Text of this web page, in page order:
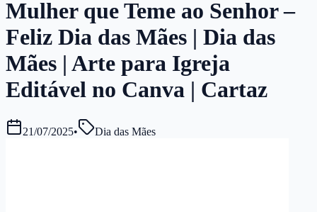
Mulher que Teme ao Senhor –
Feliz Dia das Mães | Dia das
Mães | Arte para Igreja
Editável no Canva | Cartaz
21/07/2025• Dia das Mães